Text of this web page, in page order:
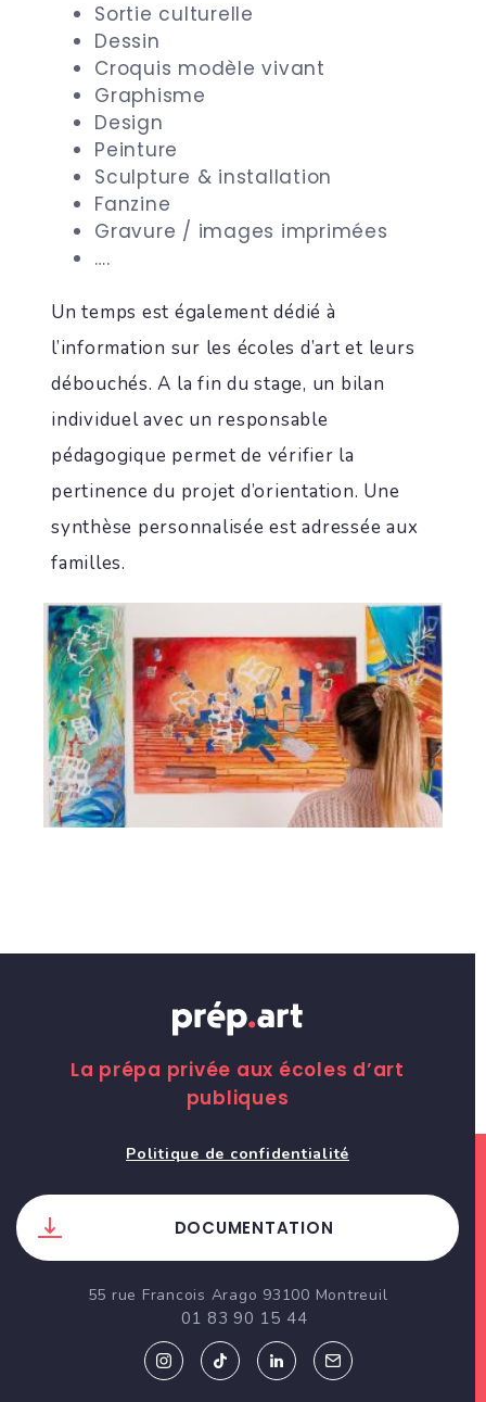
Sortie culturelle
Dessin
Croquis modèle vivant
Graphisme
Design
Peinture
Sculpture & installation
Fanzine
Gravure / images imprimées
….
Un temps est également dédié à
l’information sur les écoles d’art et leurs
débouchés. A la fin du stage, un bilan
individuel avec un responsable
pédagogique permet de vérifier la
pertinence du projet d’orientation. Une
synthèse personnalisée est adressée aux
familles.
La prépa privée aux écoles d’art
publiques
Politique de confidentialité
DOCUMENTATION
55 rue Francois Arago 93100 Montreuil
01 83 90 15 44